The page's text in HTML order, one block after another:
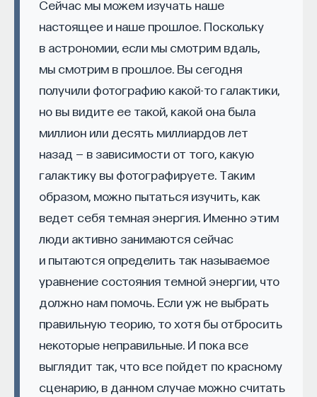
Сейчас мы можем изучать наше
настоящее и наше прошлое. Поскольку
в астрономии, если мы смотрим вдаль,
мы смотрим в прошлое. Вы сегодня
получили фотографию какой-то галактики,
но вы видите ее такой, какой она была
миллион или десять миллиардов лет
назад — в зависимости от того, какую
галактику вы фотографируете. Таким
образом, можно пытаться изучить, как
ведет себя темная энергия. Именно этим
люди активно занимаются сейчас
и пытаются определить так называемое
уравнение состояния темной энергии, что
должно нам помочь. Если уж не выбрать
правильную теорию, то хотя бы отбросить
некоторые неправильные. И пока все
выглядит так, что все пойдет по красному
сценарию, в данном случае можно считать
— Осознавать связь своего поведения
и эмоций с активностью нейромедиаторов
мозга
биологических наук, профессор кафедры
физиологии человека и животных биологического
факультета МГУ им. М.В. Ломоносова
3/10/2025
НАД МАТЕРИАЛОМ РАБОТАЛИ
Вячеслав Дубынин
кафедры физиологии человека и животных
им. М. В. Ломоносова, специалист в области
представлена в записке рабочей группы
программы BRAIN от 15.09.2013. Программа
сформирована по инициативе президента США
Барака Обамы. Текст меморандума BRAIN
не оставляет сомнений в достижимости
результата. Помимо программы США, широко
Российская негосударственная программа
обратного конструирования мозга rebrain2045,
значительно уступающая зарубежным
по масштабам финансирования,
но не по декларируемым целям, в работе с июня
2011 года.
Оценки срока достижения поставленных целей
колеблются в диапазоне 3–300 лет. Вместе с тем
трудно исключить возможность того, что уже
сегодня где-то на Земле есть искусственный
разум, во всех отношениях не уступающий
интеллекту человека. Известный футуролог